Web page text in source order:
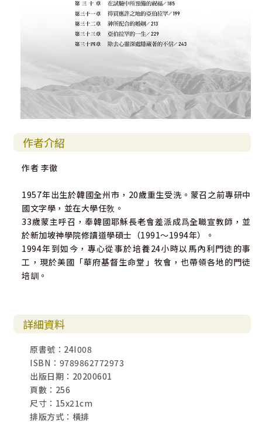
作者介紹
作者 李徹
1957年出生於韓國全州市，20歲重生受洗。蒙召之前專研中
國文字學，並在大學任敎。
33歲蒙主呼召，奉韓國耶穌長老會差派成爲全職宣教師，並
於新加坡神學院修讀道學碩士（1991～1994年）。
1994年到如今，專心從事於培養24小時以馬內利門徒的事
工，現於美國「華府基督生命堂」牧會，也帶領各地的門徒
培訓。
詳細資料
原書號：24I008
ISBN：9789862772973
出版日期：20200601
頁數：256
尺寸：15x21cm
排版方式：橫排